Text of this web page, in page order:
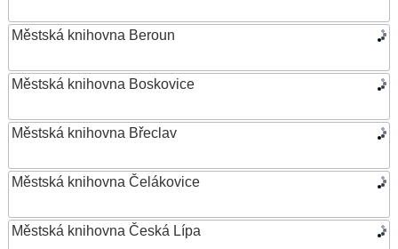
Městská knihovna Beroun
Městská knihovna Boskovice
Městská knihovna Břeclav
Městská knihovna Čelákovice
Městská knihovna Česká Lípa